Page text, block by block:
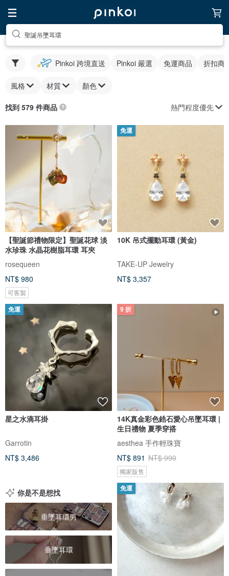
聖誕吊墜耳環
Pinkoi 跨境直送 Pinkoi 嚴選 免運商品 折扣商
風格 材質 顏色
找到 579 件商品 熱門程度優先
【聖誕節禮物限定】聖誕花球 淡
水珍珠 水晶花樹脂耳環 耳夾
rosequeen
NT$ 980
可客製
免運
10K 吊式擺動耳環 (黃金)
TAKE-UP Jewelry
NT$ 3,357
免運
星之水滴耳掛
Garrotin
NT$ 3,486
9 折
14K真金彩色鋯石愛心吊墜耳環 |
生日禮物 夏季穿搭
aesthea 手作輕珠寶
NT$ 891 NT$ 990
獨家販售
你是不是想找
垂墜耳環男
垂墜耳環
免運